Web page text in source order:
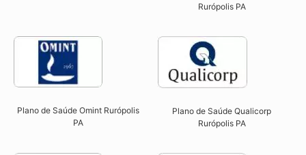
Rurópolis PA
Plano de Saúde Omint Rurópolis
PA​
Plano de Saúde Qualicorp
Rurópolis PA​